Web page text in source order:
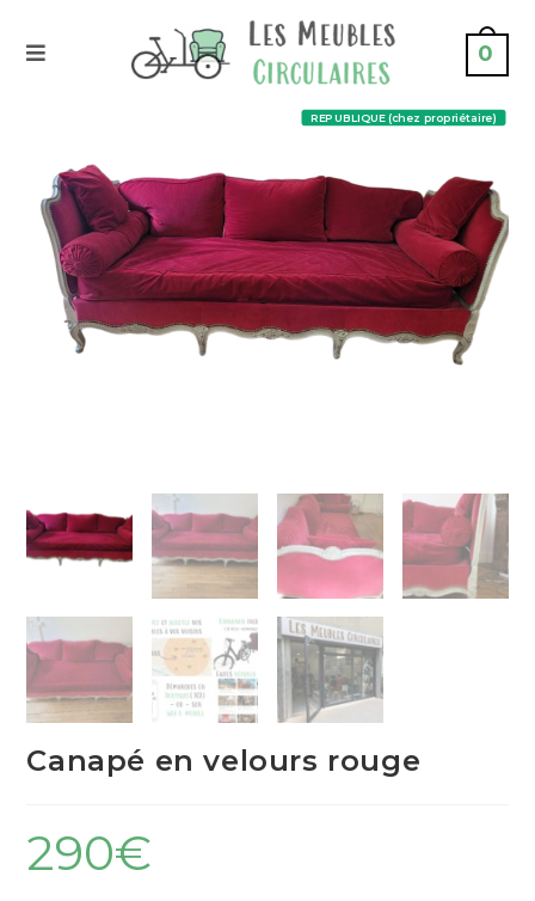
0
REPUBLIQUE (chez propriétaire)
Canapé en velours rouge
290€